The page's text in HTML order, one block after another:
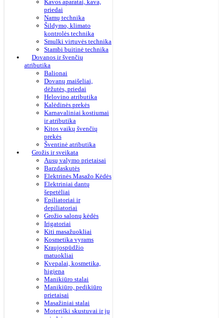
Kavos aparatai, kava,
priedai
Namų technika
Šildymo, klimato
kontrolės technika
Smulki virtuvės technika
Stambi buitinė technika
Dovanos ir švenčių
atributika
Balionai
Dovanų maišeliai,
dėžutės, priedai
Helovino atributika
Kalėdinės prekės
Karnavaliniai kostiumai
ir atributika
Kitos vaikų švenčių
prekės
Šventinė atributika
Grožis ir sveikata
Ausų valymo prietaisai
Barzdaskutės
Elektrinės Masažo Kėdės
Elektriniai dantų
šepetėliai
Epiliatoriai ir
depiliatoriai
Grožio salonų kėdės
Irigatoriai
Kiti masažuokliai
Kosmetika vyrams
Kraujospūdžio
matuokliai
Kvepalai, kosmetika,
higiena
Manikiūro stalai
Manikiūro, pedikiūro
prietaisai
Masažiniai stalai
Moteriški skustuvai ir jų